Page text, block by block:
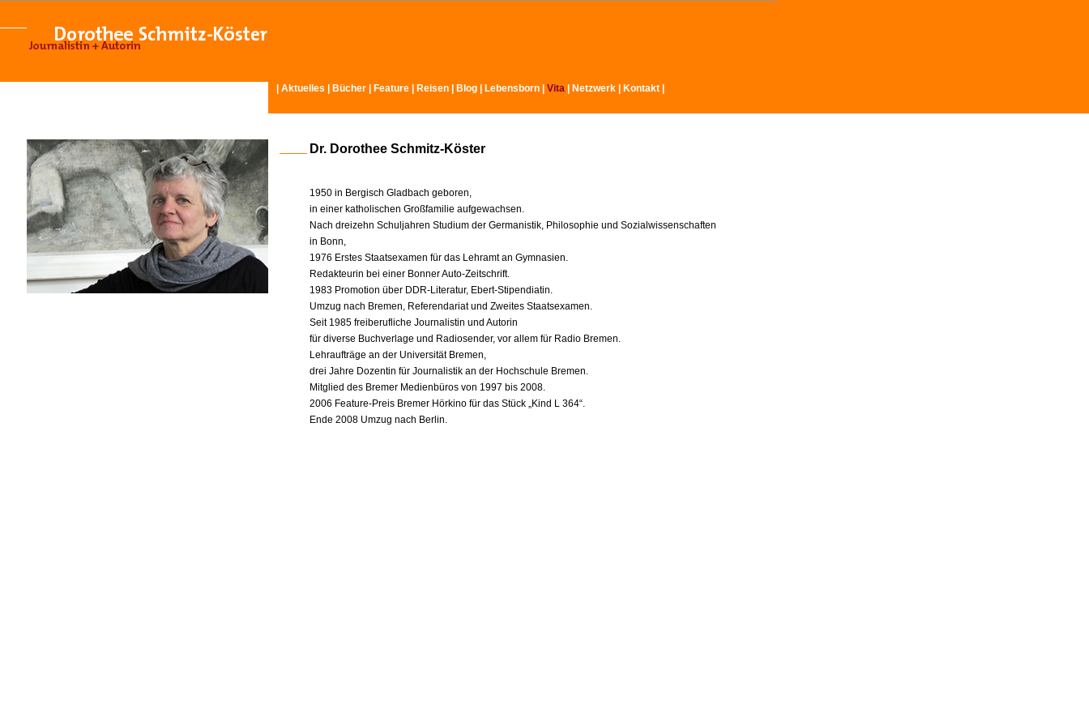
Aktuelles Bücher Feature Reisen Blog Lebensborn Vita Netzwerk Kontakt
Dr. Dorothee Schmitz-Köster
1950 in Bergisch Gladbach geboren,
in einer katholischen Großfamilie aufgewachsen.
Nach dreizehn Schuljahren Studium der Germanistik, Philosophie und Sozialwissenschaften
in Bonn,
1976 Erstes Staatsexamen für das Lehramt an Gymnasien.
Redakteurin bei einer Bonner Auto-Zeitschrift.
1983 Promotion über DDR-Literatur, Ebert-Stipendiatin.
Umzug nach Bremen, Referendariat und Zweites Staatsexamen.
Seit 1985 freiberufliche Journalistin und Autorin
für diverse Buchverlage und Radiosender, vor allem für Radio Bremen.
Lehraufträge an der Universität Bremen,
drei Jahre Dozentin für Journalistik an der Hochschule Bremen.
Mitglied des Bremer Medienbüros von 1997 bis 2008.
2006 Feature-Preis Bremer Hörkino für das Stück „Kind L 364“.
Ende 2008 Umzug nach Berlin.